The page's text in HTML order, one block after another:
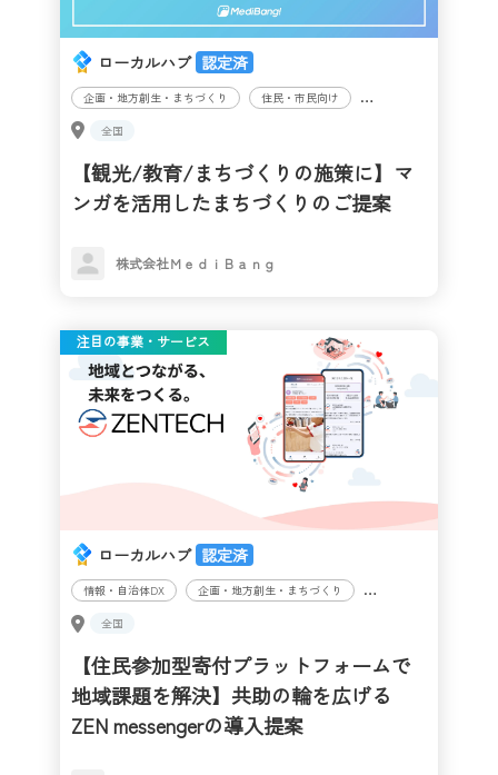
ローカルハブ 認定済
企画・地方創生・まちづくり 住民・市民向け
全国
【観光/教育/まちづくりの施策に】マ
ンガを活用したまちづくりのご提案
株式会社ＭｅｄｉＢａｎｇ
注目の事業・サービス
ローカルハブ 認定済
情報・自治体DX 企画・地方創生・まちづくり
全国
【住民参加型寄付プラットフォームで
地域課題を解決】共助の輪を広げる
ZEN messengerの導入提案